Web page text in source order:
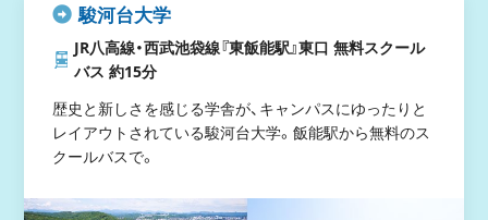
駿河台大学
JR八高線・西武池袋線『東飯能駅』東口 無料スクール
バス 約15分
歴史と新しさを感じる学舎が、キャンパスにゆったりと
レイアウトされている駿河台大学。飯能駅から無料のス
クールバスで。